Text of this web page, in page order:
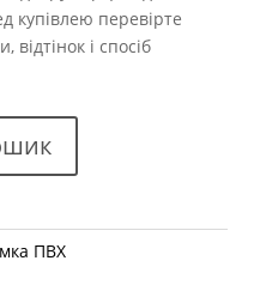
купівлею перевірте
і спосіб
ПВХ